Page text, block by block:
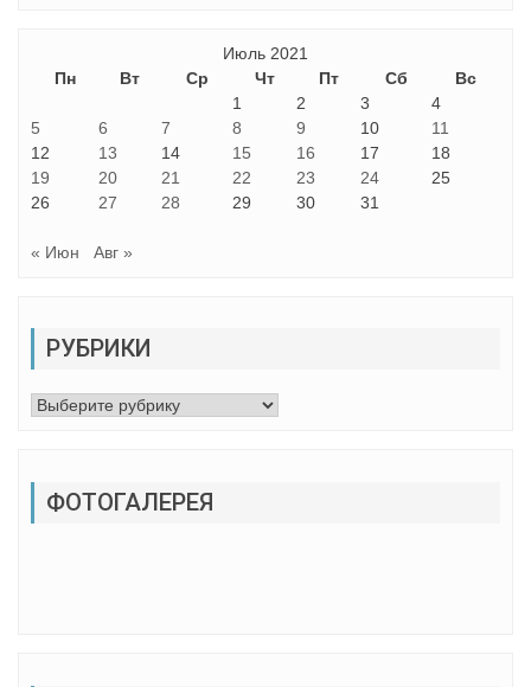
Июль 2021
Пн
Вт Ср Чт Пт Сб
Вс
1
2 3
4
5
6 7 8 9 10
11
12
13 14 15 16 17
18
19
20 21 22 23 24
25
26
27 28 29 30 31
« Июн Авг »
РУБРИКИ
Рубрики
ФОТОГАЛЕРЕЯ